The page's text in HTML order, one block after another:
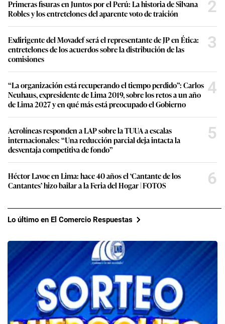
Primeras fisuras en Juntos por el Perú: La historia de Silvana
Robles y los entretelones del aparente voto de traición
2
Exdirigente del Movadef será el representante de JP en Ética:
entretelones de los acuerdos sobre la distribución de las
comisiones
3
“La organización está recuperando el tiempo perdido”: Carlos
Neuhaus, expresidente de Lima 2019, sobre los retos a un año
de Lima 2027 y en qué más está preocupado el Gobierno
4
Aerolíneas responden a LAP sobre la TUUA a escalas
internacionales: “Una reducción parcial deja intacta la
desventaja competitiva de fondo”
5
Héctor Lavoe en Lima: hace 40 años el ‘Cantante de los
Cantantes’ hizo bailar a la Feria del Hogar | FOTOS
6
Lo último en El Comercio Respuestas